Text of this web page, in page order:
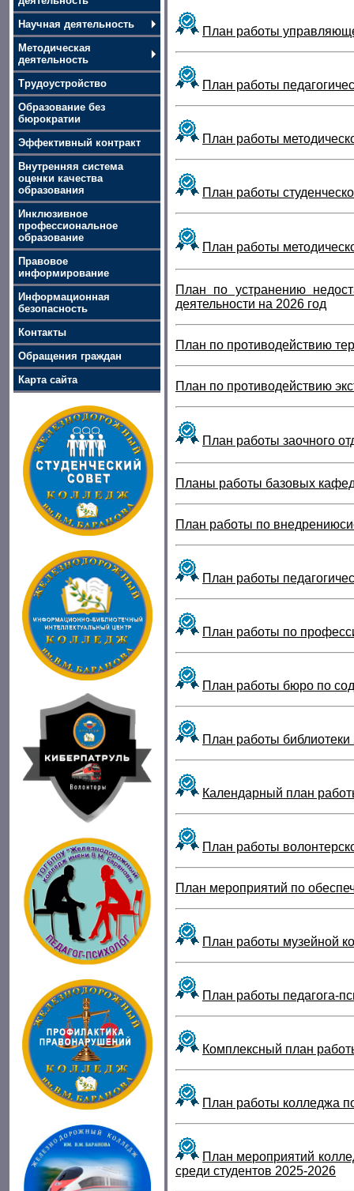
Научная деятельность
Методическая
деятельность
Трудоустройство
Образование без
бюрократии
Эффективный контракт
Внутренняя система
оценки качества
образования
Инклюзивное
профессиональное
образование
Правовое
информирование
Информационная
безопасность
Контакты
Обращения граждан
Карта сайта
План работы
План работы
План работы
План работы
План работы
План по устранению
деятельности на 2026 год
План по противодействию
План по противодействию
План работы заочного
Планы работы базовых
План работы по
План работы
План работы по
План работы бюро по
План работы библиотеки
Календарный план
План работы
План мероприятий по
План работы музейной
План работы педагога-
Комплексный план
План работы колледжа
План мероприятий
среди студентов 2025-2026